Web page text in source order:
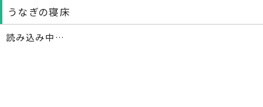
うなぎの寝床
読み込み中…